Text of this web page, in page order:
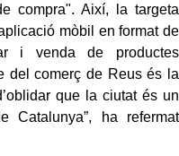
compra". Així, la targeta
mòbil en format de
i venda de productes
del comerç de Reus és la
que la ciutat és un
Catalunya”, ha refermat